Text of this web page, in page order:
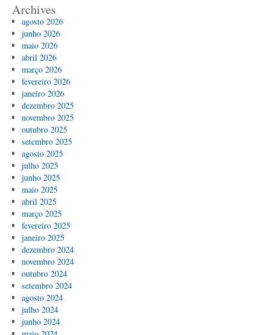
Archives
agosto 2026
junho 2026
maio 2026
abril 2026
março 2026
fevereiro 2026
janeiro 2026
dezembro 2025
novembro 2025
outubro 2025
setembro 2025
agosto 2025
julho 2025
junho 2025
maio 2025
abril 2025
março 2025
fevereiro 2025
janeiro 2025
dezembro 2024
novembro 2024
outubro 2024
setembro 2024
agosto 2024
julho 2024
junho 2024